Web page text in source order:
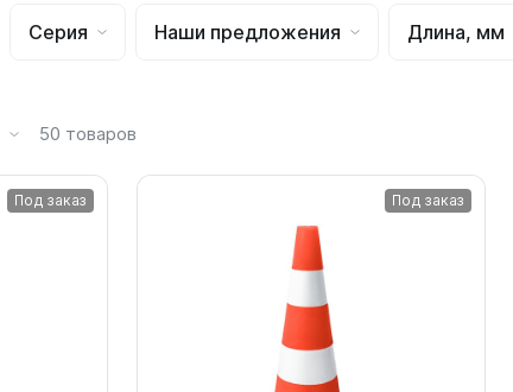
Емкости для воды 4000 литров
Емкости для воды 1500 литров
Емкости для воды 1000 литров
Емкости для воды 750 литров
Емкости для воды 600 литров
Емкости для воды 500 литров
Емкости для воды 400 литров
Емкости для воды 300 литров
Серия Наши предложения Длина, мм
50 товаров
Под заказ Под заказ